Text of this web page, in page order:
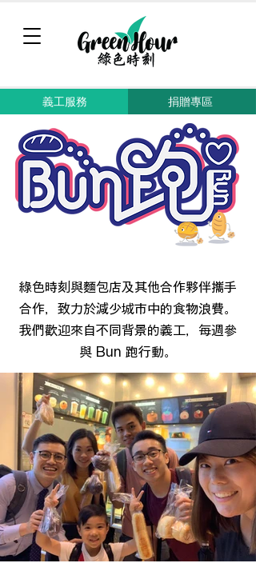
義工服務 捐贈專區
綠色時刻與麵包店及其他合作夥伴攜手
合作，致力於減少城市中的食物浪費。
我們歡迎來自不同背景的義工，每週參
與 Bun 跑行動。